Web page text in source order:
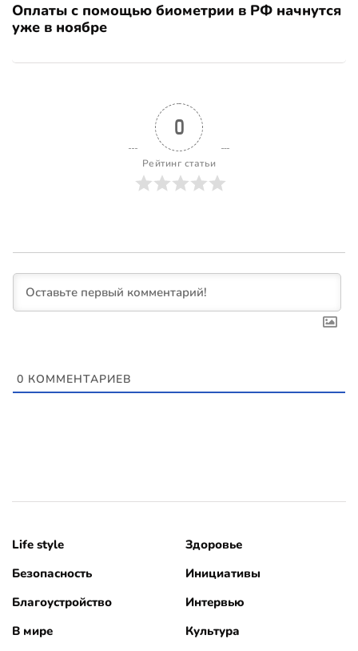
Оплаты с помощью биометрии в РФ начнутся
уже в ноябре
0
Рейтинг статьи
0 КОММЕНТАРИЕВ
Life style
Безопасность
Благоустройство
В мире
Здоровье
Инициативы
Интервью
Культура